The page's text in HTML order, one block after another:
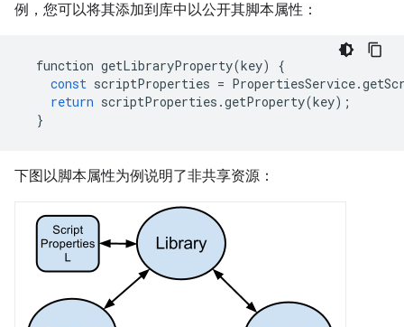
例，您可以将其添加到库中以公开其脚本属性：
function getLibraryProperty(key)
{
const scriptProperties = PropertiesService.
return scriptProperties .getProperty(key);
}
下图以脚本属性为例说明了非共享资源：